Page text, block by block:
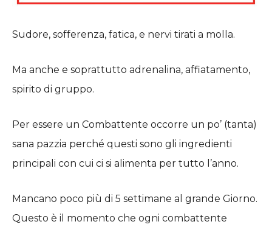
Sudore, sofferenza, fatica, e nervi tirati a molla.
Ma anche e soprattutto adrenalina, affiatamento,
spirito di gruppo.
Per essere un Combattente occorre un po’ (tanta)
sana pazzia perché questi sono gli ingredienti
principali con cui ci si alimenta per tutto l’anno.
Mancano poco più di 5 settimane al grande Giorno.
Questo è il momento che ogni combattente